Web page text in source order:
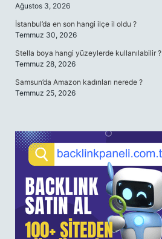
Ağustos 3, 2026
İstanbul’da en son hangi ilçe il oldu ?
Temmuz 30, 2026
Stella boya hangi yüzeylerde kullanılabilir ?
Temmuz 28, 2026
Samsun’da Amazon kadınları nerede ?
Temmuz 25, 2026